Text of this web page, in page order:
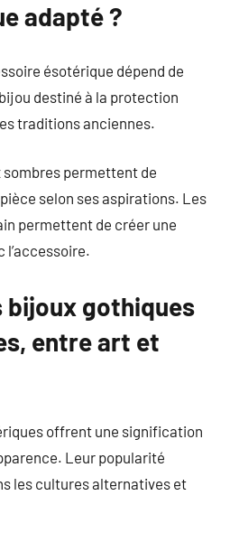
adapté ?
ésotérique dépend de
destiné à la protection
traditions anciennes.
sombres permettent de
selon ses aspirations. Les
permettent de créer une
l’accessoire.
bijoux gothiques
entre art et
offrent une signification
Leur popularité
les cultures alternatives et